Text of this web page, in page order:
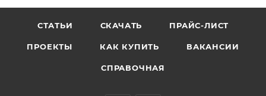
СТАТЬИ СКАЧАТЬ ПРАЙС-ЛИСТ
ПРОЕКТЫ КАК КУПИТЬ ВАКАНСИИ
СПРАВОЧНАЯ